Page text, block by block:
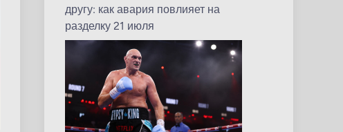
другу: как авария повлияет на
разделку 21 июля